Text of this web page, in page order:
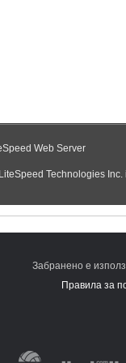
Забранено е
Правила за